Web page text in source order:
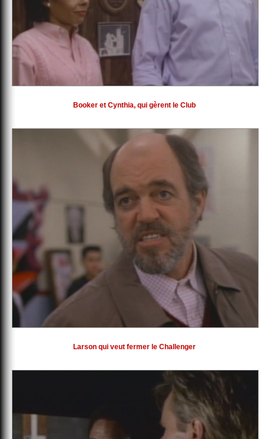
Booker et Cynthia, qui gèrent le Club
Larson qui veut fermer le Challenger